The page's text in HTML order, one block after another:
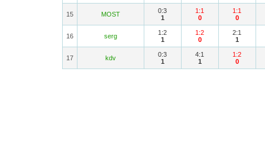
15 MOST
0:3
1
1:1
0
1:1
0
16 serg
1:2
1
1:2
0
2:1
1
17 kdv
0:3
1
4:1
1
1:2
0